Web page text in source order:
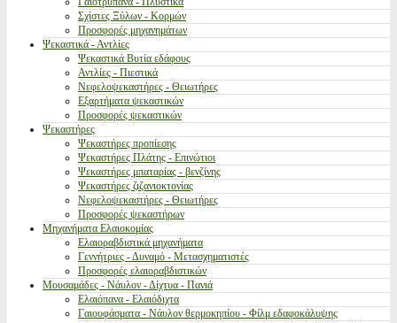
Σχίστες Ξύλων - Κορμών
Προσφορές μηχανημάτων
Ψεκαστικά - Αντλίες
Ψεκαστικά Βυτία εδάφους
Αντλίες - Πιεστικά
Νεφελοψεκαστήρες - Θειωτήρες
Εξαρτήματα ψεκαστικών
Προσφορές ψεκαστικών
Ψεκαστήρες
Ψεκαστήρες προπίεσης
Ψεκαστήρες Πλάτης - Επινώτιοι
Ψεκαστήρες μπαταρίας - βενζίνης
Ψεκαστήρες ζιζανιοκτονίας
Νεφελοψεκαστήρες - Θειωτήρες
Προσφορές ψεκαστήρων
Μηχανήματα Ελαιοκομίας
Ελαιοραβδιστικά μηχανήματα
Γεννήτριες - Δυναμό - Μετασχηματιστές
Προσφορές ελαιοραβδιστικών
Μουσαμάδες - Νάυλον - Δίχτυα - Πανιά
Ελαιόπανα - Ελαιόδιχτα
Γαιουφάσματα - Νάυλον θερμοκηπίου - Φίλμ εδαφοκάλυψης